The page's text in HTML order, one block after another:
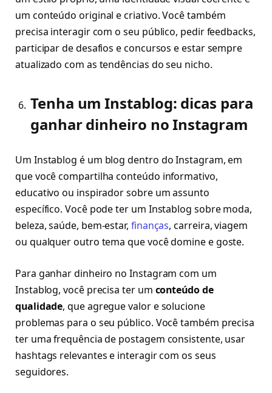
um conteúdo original e criativo. Você também
precisa interagir com o seu público, pedir feedbacks,
participar de desafios e concursos e estar sempre
atualizado com as tendências do seu nicho.
Tenha um Instablog: dicas para
ganhar dinheiro no Instagram
Um Instablog é um blog dentro do Instagram, em
que você compartilha conteúdo informativo,
educativo ou inspirador sobre um assunto
específico. Você pode ter um Instablog sobre moda,
beleza, saúde, bem-estar, finanças, carreira, viagem
ou qualquer outro tema que você domine e goste.
Para ganhar dinheiro no Instagram com um
Instablog, você precisa ter um conteúdo de
qualidade, que agregue valor e solucione
problemas para o seu público. Você também precisa
ter uma frequência de postagem consistente, usar
hashtags relevantes e interagir com os seus
seguidores.